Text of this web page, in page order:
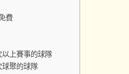
費
上賽事的球隊
球聚的球隊